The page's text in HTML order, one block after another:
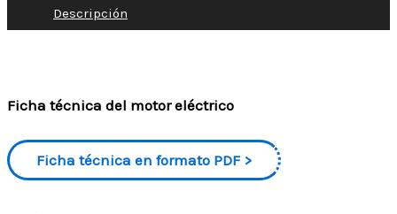
Descripción
Ficha técnica del motor eléctrico
Ficha técnica en formato PDF